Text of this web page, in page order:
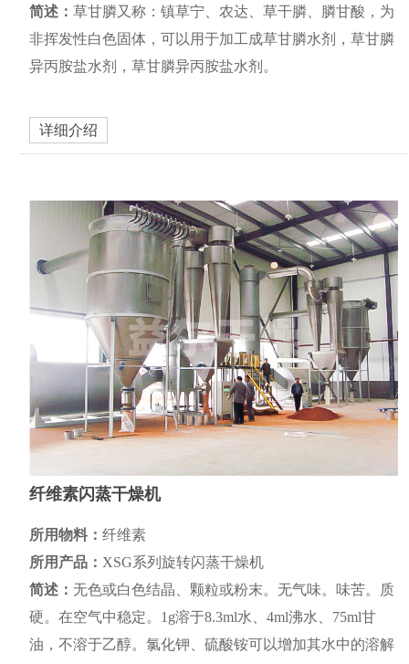
简述：草甘膦又称：镇草宁、农达、草干膦、膦甘酸，为
非挥发性白色固体，可以用于加工成草甘膦水剂，草甘膦
异丙胺盐水剂，草甘膦异丙胺盐水剂。
详细介绍
纤维素闪蒸干燥机
所用物料：纤维素
所用产品： XSG系列旋转闪蒸干燥机
简述： 无色或白色结晶、颗粒或粉末。无气味。味苦。质
硬。在空气中稳定。1g溶于8.3ml水、4ml沸水、75ml甘
油，不溶于乙醇。氯化钾、硫酸铵可以增加其水中的溶解